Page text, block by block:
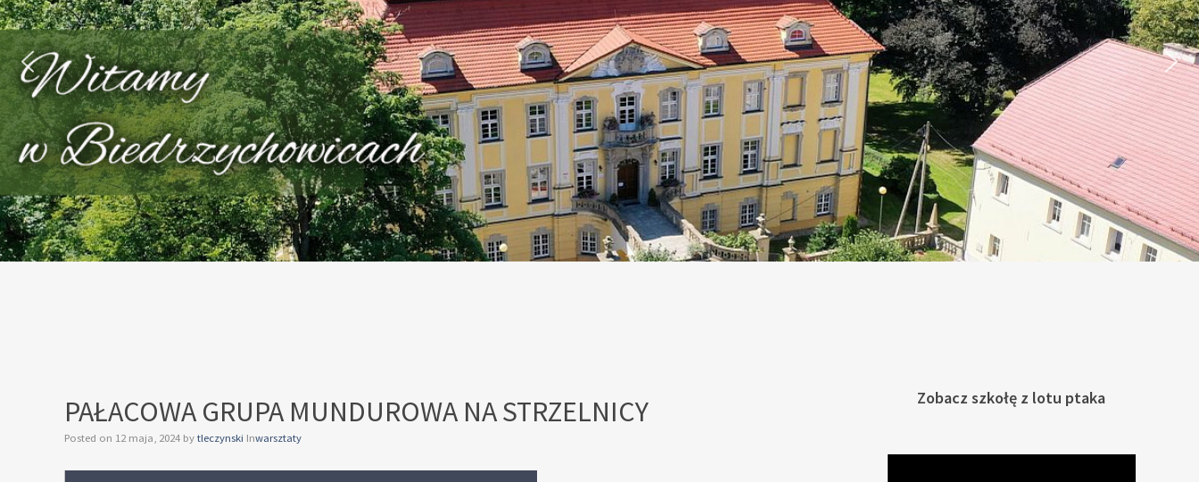
PAŁACOWA GRUPA MUNDUROWA NA STRZELNICY
Posted on 12 maja, 2024 by tleczynski Inwarsztaty
Zobacz szkołę z lotu ptaka